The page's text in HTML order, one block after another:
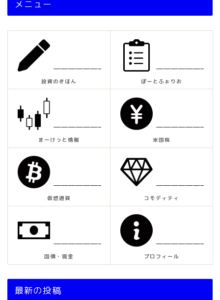
メニュー
——————–
投資のきほん
——————–
ぽーとふぉりお
——————–
まーけっと情報
——————–
米国株
——————–
仮想通貨
——————–
コモディティ
——————–
国債・現金
——————–
プロフィール
最新の投稿